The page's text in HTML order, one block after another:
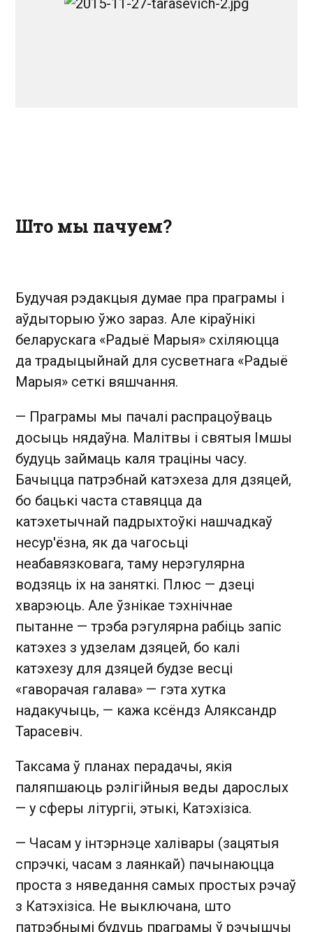
Што мы пачуем?
Будучая рэдакцыя думае пра праграмы і
аўдыторыю ўжо зараз. Але кіраўнікі
беларускага «Радыё Марыя» схіляюцца
да традыцыйнай для сусветнага «Радыё
Марыя» сеткі вяшчання.
— Праграмы мы пачалі распрацоўваць
досыць нядаўна. Малітвы і святыя Імшы
будуць займаць каля траціны часу.
Бачыцца патрэбнай катэхеза для дзяцей,
бо бацькі часта ставяцца да
катэхетычнай падрыхтоўкі нашчадкаў
несур'ёзна, як да чагосьці
неабавязковага, таму нерэгулярна
водзяць іх на заняткі. Плюс — дзеці
хварэюць. Але ўзнікае тэхнічнае
пытанне — трэба рэгулярна рабіць запіс
катэхез з удзелам дзяцей, бо калі
катэхезу для дзяцей будзе весці
«гаворачая галава» — гэта хутка
надакучыць, — кажа ксёндз Аляксандр
Тарасевіч.
Таксама ў планах перадачы, якія
паляпшаюць рэлігійныя веды дарослых
— у сферы літургіі, этыкі, Катэхізіса.
— Часам у інтэрнэце халівары (зацятыя
спрэчкі, часам з лаянкай) пачынаюцца
проста з няведання самых простых рэчаў
з Катэхізіса. Не выключана, што
патрэбнымі будуць праграмы ў рэчышчы